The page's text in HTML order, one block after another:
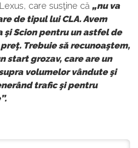
care susţine că „nu va
de tipul lui CLA. Avem
şi Scion pentru un astfel de
Trebuie să recunoaştem,
start grozav, care are un
volumelor vândute şi
trafic şi pentru